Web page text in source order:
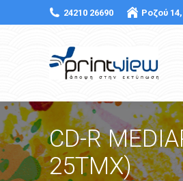
24210 26690 Ροζού
CD-R
25ΤΜΧ)